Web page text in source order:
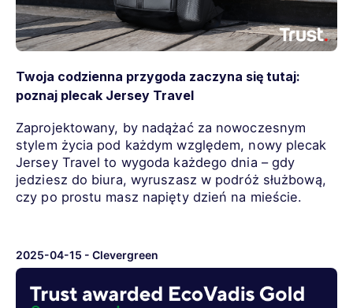
Twoja codzienna przygoda zaczyna się tutaj:
poznaj plecak Jersey Travel
Zaprojektowany, by nadążać za nowoczesnym
stylem życia pod każdym względem, nowy plecak
Jersey Travel to wygoda każdego dnia – gdy
jedziesz do biura, wyruszasz w podróż służbową,
czy po prostu masz napięty dzień na mieście.
2025-04-15 - Clevergreen